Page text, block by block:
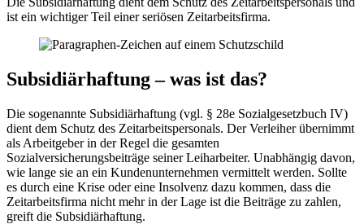
ist ein wichtiger Teil einer seriösen Zeitarbeitsfirma.
Subsidiärhaftung – was ist das?
Die sogenannte Subsidiärhaftung (vgl. § 28e Sozialgesetzbuch IV)
dient dem Schutz des Zeitarbeitspersonals. Der Verleiher übernimmt
als Arbeitgeber in der Regel die gesamten
Sozialversicherungsbeiträge seiner Leiharbeiter. Unabhängig davon,
wie lange sie an ein Kundenunternehmen vermittelt werden. Sollte
es durch eine Krise oder eine Insolvenz dazu kommen, dass die
Zeitarbeitsfirma nicht mehr in der Lage ist die Beiträge zu zahlen,
greift die Subsidiärhaftung.